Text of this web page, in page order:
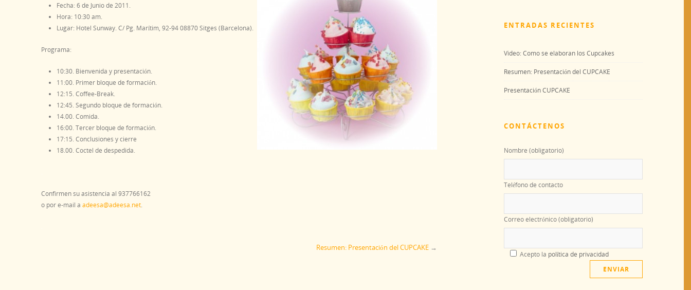
Fecha: 6 de Junio de 2011.
Hora: 10:30 am.
Lugar: Hotel Sunway. C/ Pg. Marítim, 92-94 08870 Sitges (Barcelona).
Programa:
10:30. Bienvenida y presentación.
11:00. Primer bloque de formación.
12:15. Coffee-Break.
12:45. Segundo bloque de formación.
14.00. Comida.
16:00. Tercer bloque de formación.
17:15. Conclusiones y cierre
18.00. Coctel de despedida.
Confirmen su asistencia al 937766162
o por e-mail a adeesa@adeesa.net.
Resumen: Presentación del CUPCAKE →
ENTRADAS RECIENTES
Video: Como se elaboran los Cupcakes
Resumen: Presentación del CUPCAKE
Presentación CUPCAKE
CONTÁCTENOS
Nombre (obligatorio)
Teléfono de contacto
Correo electrónico (obligatorio)
Acepto la política de privacidad